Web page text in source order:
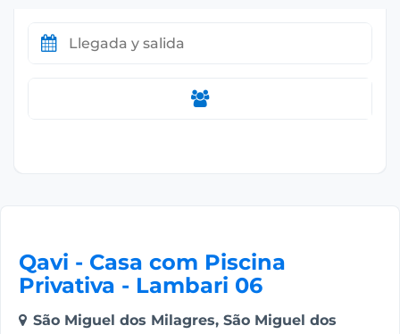
Qavi - Casa com Piscina
Privativa - Lambari 06
São Miguel dos Milagres, São Miguel dos